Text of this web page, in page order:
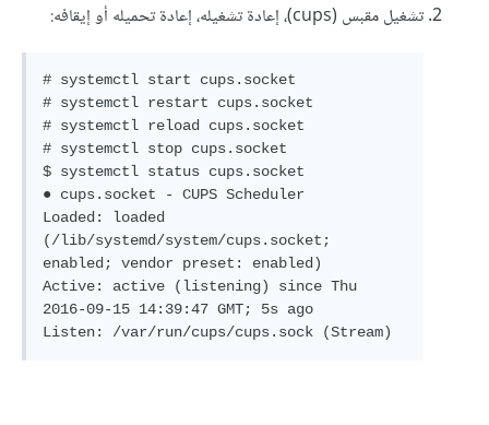
تشغيل مقبس (cups)، إعادة تشغيله، إعادة تحميله أو إيقافه:
# systemctl start cups.socket
# systemctl restart cups.socket
# systemctl reload cups.socket
# systemctl stop cups.socket
$ systemctl status cups.socket
● cups.socket - CUPS Scheduler
Loaded: loaded
(/lib/systemd/system/cups.socket;
enabled; vendor preset: enabled)
Active: active (listening) since Thu
2016-09-15 14:39:47 GMT; 5s ago
Listen: /var/run/cups/cups.sock (Stream)